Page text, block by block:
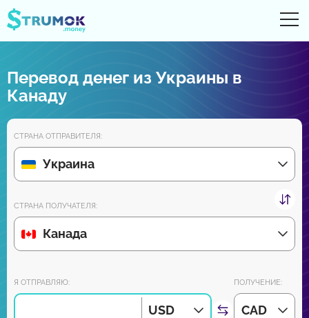
Денежные переводы
Цифровые счета
Обзоры партнеров
Уже скоро скачайте приложение для Android и iPhone:
Перевод денег из Украины в
Канаду
СТРАНА ОТПРАВИТЕЛЯ:
Украина
СТРАНА ПОЛУЧАТЕЛЯ:
Канада
Я ОТПРАВЛЯЮ:
USD
ПОЛУЧЕНИЕ:
CAD